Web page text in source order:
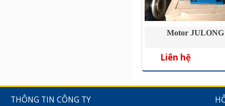
Motor JULONG
Liên hệ
THÔNG TIN CÔNG TY